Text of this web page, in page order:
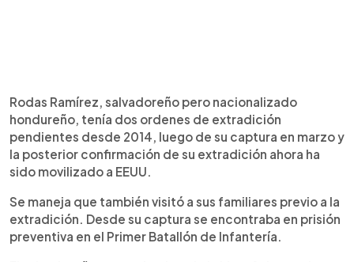
Rodas Ramírez, salvadoreño pero nacionalizado
hondureño, tenía dos ordenes de extradición
pendientes desde 2014, luego de su captura en marzo y
la posterior confirmación de su extradición ahora ha
sido movilizado a EEUU.
Se maneja que también visitó a sus familiares previo a la
extradición. Desde su captura se encontraba en prisión
preventiva en el Primer Batallón de Infantería.